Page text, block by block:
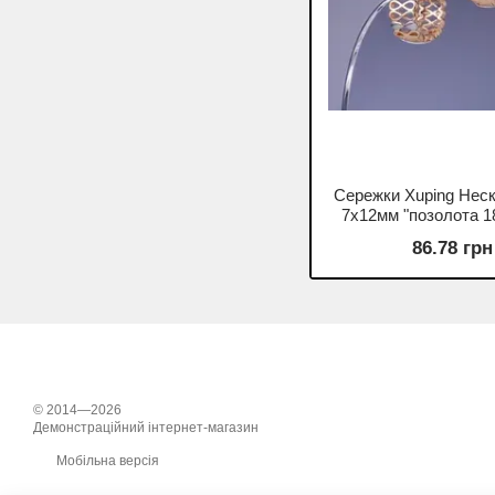
Сережки Xuping
7х12мм "позолота
86.78 грн
© 2014—2026
Демонстраційний інтернет-магазин
Мобільна версія